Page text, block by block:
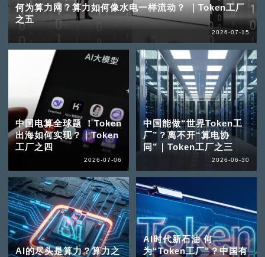
何为算力网？算力如何像水电一样流动？ ｜Token工厂
之五
2026-07-15
中国电算全球题 ！Token
出海如何实现？｜Token
工厂之四
2026-07-06
中国能做“世界Token工
厂”？离不开“算电协
同”｜Token工厂之三
2026-06-30
AI的尽头是算力？算力之
AI时代新石油 何
为“Token工厂”？中国有